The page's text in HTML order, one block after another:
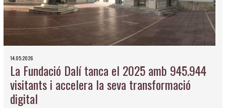
14.05.2026
La Fundació Dalí tanca el 2025 amb 945.944
visitants i accelera la seva transformació
digital